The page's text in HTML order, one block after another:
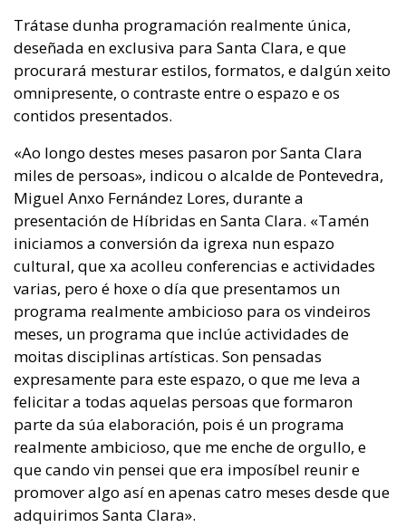
Trátase dunha programación realmente única,
deseñada en exclusiva para Santa Clara, e que
procurará mesturar estilos, formatos, e dalgún xeito
omnipresente, o contraste entre o espazo e os
contidos presentados.
«Ao longo destes meses pasaron por Santa Clara
miles de persoas», indicou o alcalde de Pontevedra,
Miguel Anxo Fernández Lores, durante a
presentación de Híbridas en Santa Clara. «Tamén
iniciamos a conversión da igrexa nun espazo
cultural, que xa acolleu conferencias e actividades
varias, pero é hoxe o día que presentamos un
programa realmente ambicioso para os vindeiros
meses, un programa que inclúe actividades de
moitas disciplinas artísticas. Son pensadas
expresamente para este espazo, o que me leva a
felicitar a todas aquelas persoas que formaron
parte da súa elaboración, pois é un programa
realmente ambicioso, que me enche de orgullo, e
que cando vin pensei que era imposíbel reunir e
promover algo así en apenas catro meses desde que
adquirimos Santa Clara».